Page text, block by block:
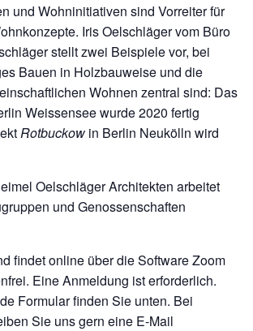
und Wohninitiativen sind Vorreiter für
Iris Oelschläger vom Büro
stellt zwei Beispiele vor, bei
Bauen in Holzbauweise und die
Wohnen zentral sind: Das
Weissensee wurde 2020 fertig
Rotbuckowin Berlin Neukölln wird
Oelschläger Architekten arbeitet
und Genossenschaften
findet online über die Software Zoom
Eine Anmeldung ist erforderlich.
Formular finden Sie unten. Bei
Sie uns gern eine E-Mail